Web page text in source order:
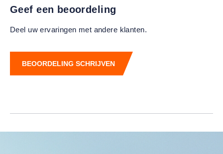
Geef een beoordeling
Deel uw ervaringen met andere klanten.
BEOORDELING SCHRIJVEN